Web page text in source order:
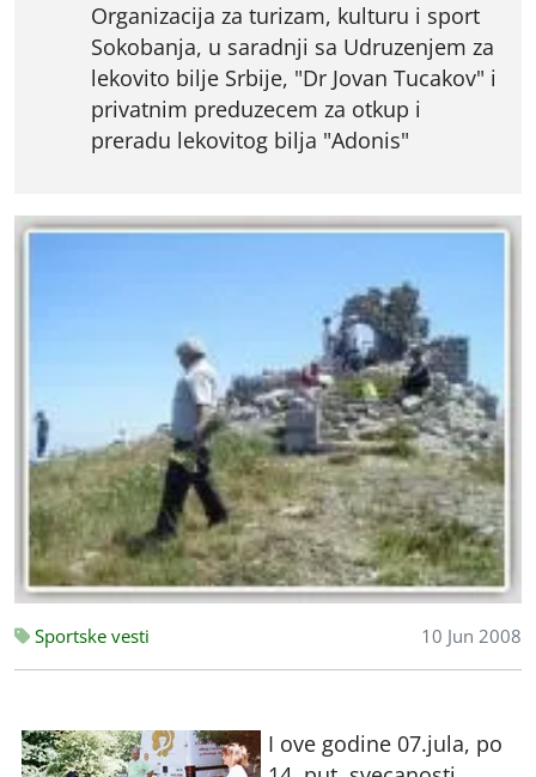
Organizacija za turizam, kulturu i sport
Sokobanja, u saradnji sa Udruzenjem za
lekovito bilje Srbije, "Dr Jovan Tucakov" i
privatnim preduzecem za otkup i
preradu lekovitog bilja "Adonis"
Sportske vesti 10 Jun 2008
I ove godine 07.jula, po